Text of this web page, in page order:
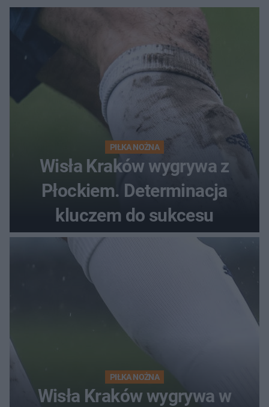
PIŁKA NOŻNA
Wisła Kraków wygrywa z
Płockiem. Determinacja
kluczem do sukcesu
PIŁKA NOŻNA
Wisła Kraków wygrywa w